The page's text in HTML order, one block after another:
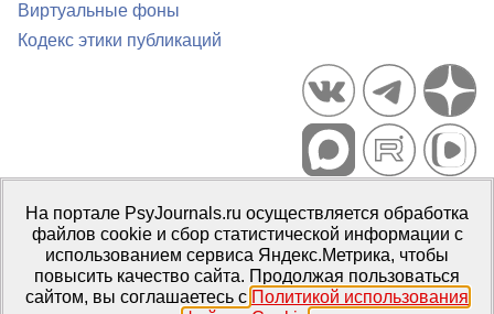
Виртуальные фоны
Кодекс этики публикаций
Портал психологических изданий PsyJournals.ru, 2007–2026
Правила использования материалов
Свидетельство регистрации СМИЭл № ФС77-66447 от 14 июля
2016 г.
Издатель: ФГБОУ ВО МГППУ
На портале PsyJournals.ru осуществляется обработка
файлов cookie и сбор статистической информации с
использованием сервиса Яндекс.Метрика, чтобы
повысить качество сайта. Продолжая пользоваться
сайтом, вы соглашаетесь с Политикой использования